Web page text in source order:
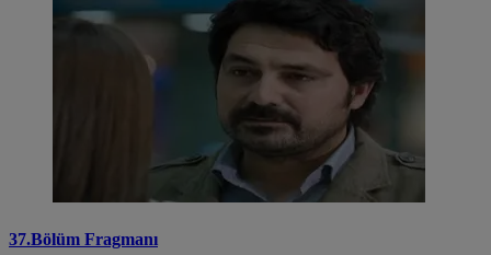
37.Bölüm Fragmanı